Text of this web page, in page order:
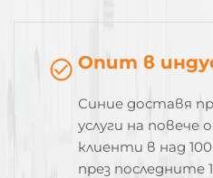
Опит в
Синие доставя
услуги на повече
клиенти в над
през последните